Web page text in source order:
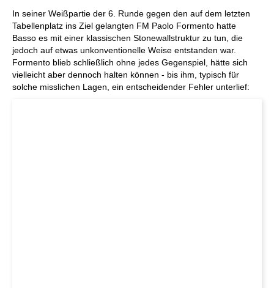
In seiner Weißpartie der 6. Runde gegen den auf dem letzten
Tabellenplatz ins Ziel gelangten FM Paolo Formento hatte
Basso es mit einer klassischen Stonewallstruktur zu tun, die
jedoch auf etwas unkonventionelle Weise entstanden war.
Formento blieb schließlich ohne jedes Gegenspiel, hätte sich
vielleicht aber dennoch halten können - bis ihm, typisch für
solche misslichen Lagen, ein entscheidender Fehler unterlief: